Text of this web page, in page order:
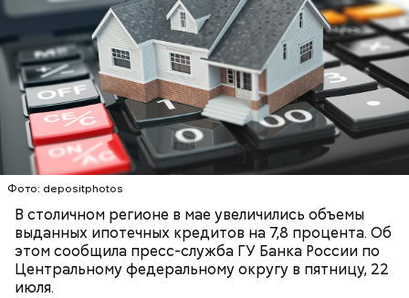
Фото: depositphotos
В столичном регионе в мае увеличились объемы
выданных ипотечных кредитов на 7,8 процента. Об
этом сообщила пресс-служба ГУ Банка России по
Центральному федеральному округу в пятницу, 22
июля.
Европе. Он расположился на территории почти 22
гектара в самом центре Москвы и по своей
площади занимает пятое место в России после
зоопарков Ярославля, Ростова-на-Дону,
Новосибирска и Красноярска.
— Рюкзаки необходимо снимать! И самокаты бесят!
— заявила Ирина Васильевна, 60 лет.